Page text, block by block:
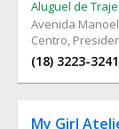
Aluguel de
Avenida
Centro,
(18) 3223-3241
My Girl